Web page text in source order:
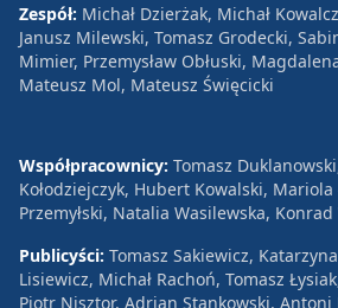
Zespół: Michał Dzierżak, Michał
Janusz Milewski, Tomasz Grodecki,
Mimier, Przemysław Obłuski,
Mateusz Mol, Mateusz Święcicki
Współpracownicy: Tomasz
Kołodziejczyk, Hubert Kowalski, Mariola
Przemyłski, Natalia Wasilewska, Konrad
Publicyści: Tomasz Sakiewicz,
Lisiewicz, Michał Rachoń, Tomasz
Piotr Nisztor, Adrian Stankowski, Antoni